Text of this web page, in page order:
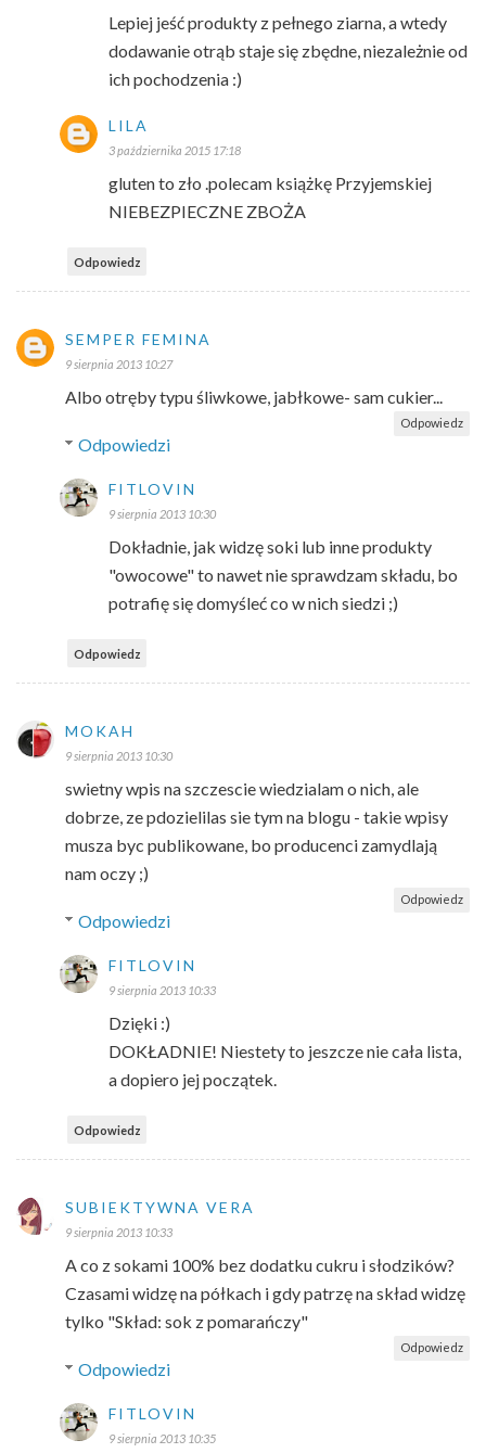
Lepiej jeść produkty z pełnego ziarna, a wtedy
dodawanie otrąb staje się zbędne, niezależnie od
ich pochodzenia :)
LILA
3 października 2015 17:18
gluten to zło .polecam książkę Przyjemskiej
NIEBEZPIECZNE ZBOŻA
Odpowiedz
SEMPER FEMINA
9 sierpnia 2013 10:27
Albo otręby typu śliwkowe, jabłkowe- sam cukier...
Odpowiedz
Odpowiedzi
FITLOVIN
9 sierpnia 2013 10:30
Dokładnie, jak widzę soki lub inne produkty
"owocowe" to nawet nie sprawdzam składu, bo
potrafię się domyśleć co w nich siedzi ;)
Odpowiedz
MOKAH
9 sierpnia 2013 10:30
swietny wpis na szczescie wiedzialam o nich, ale
dobrze, ze pdozielilas sie tym na blogu - takie wpisy
musza byc publikowane, bo producenci zamydlają
nam oczy ;)
Odpowiedz
Odpowiedzi
FITLOVIN
9 sierpnia 2013 10:33
Dzięki :)
DOKŁADNIE! Niestety to jeszcze nie cała lista,
a dopiero jej początek.
Odpowiedz
SUBIEKTYWNA VERA
9 sierpnia 2013 10:33
A co z sokami 100% bez dodatku cukru i słodzików?
Czasami widzę na półkach i gdy patrzę na skład widzę
tylko "Skład: sok z pomarańczy"
Odpowiedz
Odpowiedzi
FITLOVIN
9 sierpnia 2013 10:35